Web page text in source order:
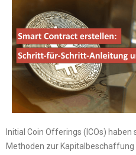
Initial Coin Offerings (ICOs)
Methoden zur